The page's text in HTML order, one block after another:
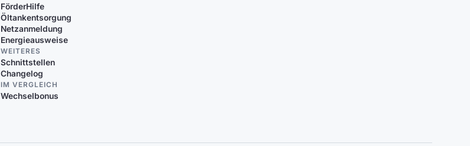
FörderHilfe
Öltankentsorgung
Netzanmeldung
Energieausweise
WEITERES
Schnittstellen
Changelog
IM VERGLEICH
Wechselbonus